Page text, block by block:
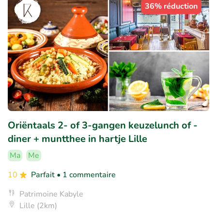
36% réduction
Oriëntaals 2- of 3-gangen keuzelunch of -
diner + muntthee in hartje Lille
Ma
Me
10
Parfait • 1 commentaire
Patrimoine Kabyle
Lille (2km)